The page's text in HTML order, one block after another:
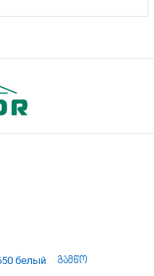
белый გამწოვი Elikor